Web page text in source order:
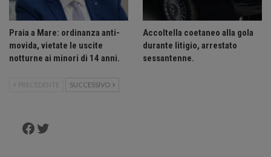
Praia a Mare: ordinanza anti-
movida, vietate le uscite
notturne ai minori di 14 anni.
Accoltella coetaneo alla gola
durante litigio, arrestato
sessantenne.
PRECEDENTE SUCCESSIVO
Facebook
Twitter